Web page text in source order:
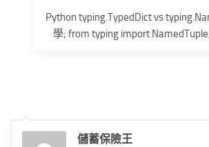
Python typing.TypedDict vs
學; from typing import
儲蓄保險王